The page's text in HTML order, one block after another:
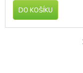
DO KOŠÍKU